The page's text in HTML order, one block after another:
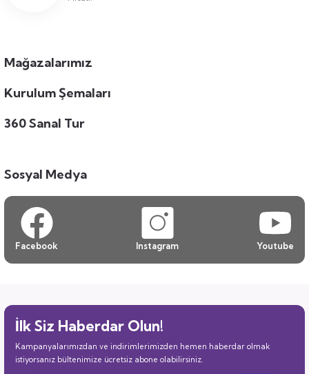
Mağazalarımız
Kurulum Şemaları
360 Sanal Tur
Sosyal Medya
Facebook Instagram Youtube
İlk Siz Haberdar Olun!
Kampanyalarımızdan ve indirimlerimizden hemen haberdar olmak
istiyorsanız bültenimize ücretsiz abone olabilirsiniz.